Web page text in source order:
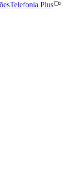
Telefonia Plus